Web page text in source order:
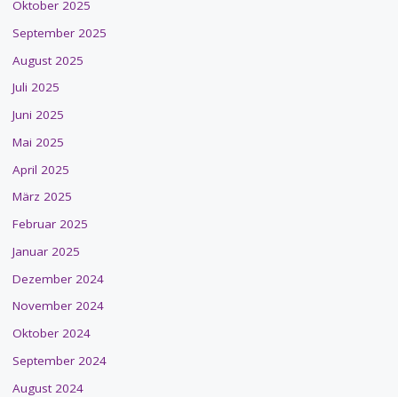
Oktober 2025
September 2025
August 2025
Juli 2025
Juni 2025
Mai 2025
April 2025
März 2025
Februar 2025
Januar 2025
Dezember 2024
November 2024
Oktober 2024
September 2024
August 2024